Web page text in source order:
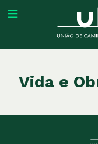
Vida e